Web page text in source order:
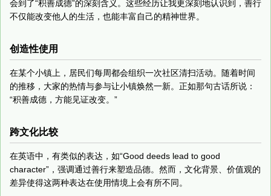
会到了“积善成德”的深刻含义。这些经历让我更深刻地认识到，善行
不仅能改变他人的生活，也能丰富自己的精神世界。
创造性使用
在某个小镇上，居民们每周都会组织一次社区清扫活动。随着时间
的推移，大家的热情与参与让小镇焕然一新。正如那句古话所说：
“积善成德，方能见证改变。”
跨文化比较
在英语中，有类似的表达，如“Good deeds lead to good
character”，强调通过善行来塑造品德。然而，文化背景、价值观的
差异使得这两种表达在使用情境上会有所不同。